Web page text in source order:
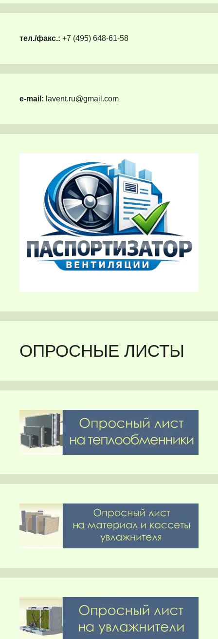
тел./факс.: +7 (495) 648-61-58
e-mail: lavent.ru@gmail.com
ОПРОСНЫЕ ЛИСТЫ